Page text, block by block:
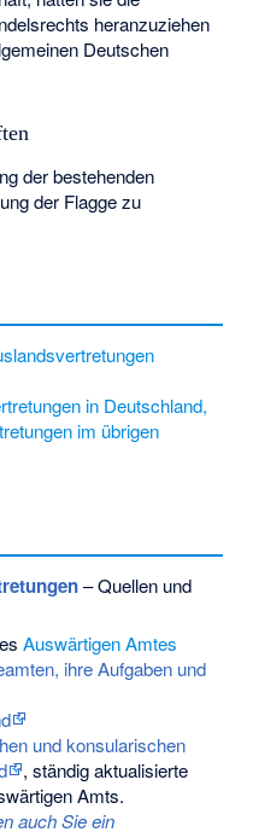
heranzuziehen
Deutschen
der bestehenden
der Flagge zu
in Deutschland,
im übrigen
– Quellen und
Auswärtigen Amtes
ihre Aufgaben und
und konsularischen
, ständig aktualisierte
Amts.
auch Sie ein